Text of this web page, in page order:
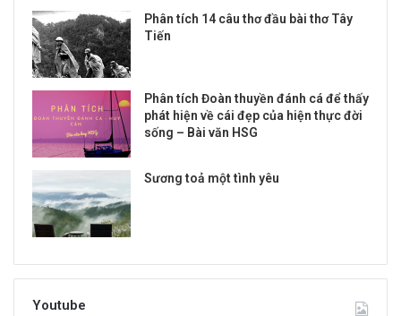
Phân tích 14 câu thơ đầu bài thơ Tây
Tiến
Phân tích Đoàn thuyền đánh cá để thấy
phát hiện về cái đẹp của hiện thực đời
sống – Bài văn HSG
Sương toả một tình yêu
Youtube